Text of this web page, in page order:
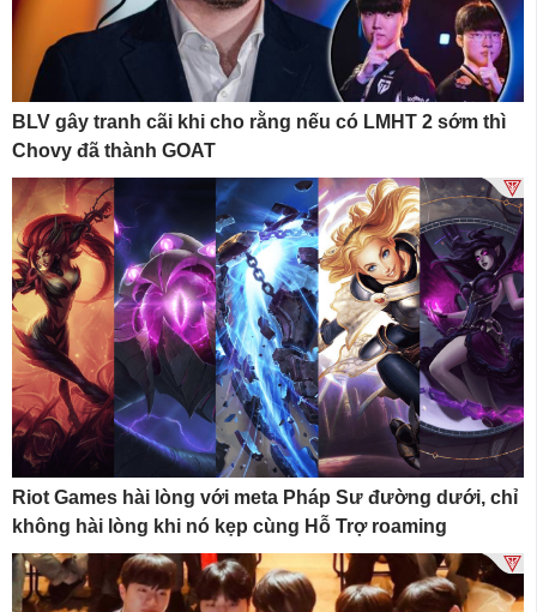
BLV gây tranh cãi khi cho rằng nếu có LMHT 2 sớm thì
Chovy đã thành GOAT
Riot Games hài lòng với meta Pháp Sư đường dưới, chỉ
không hài lòng khi nó kẹp cùng Hỗ Trợ roaming